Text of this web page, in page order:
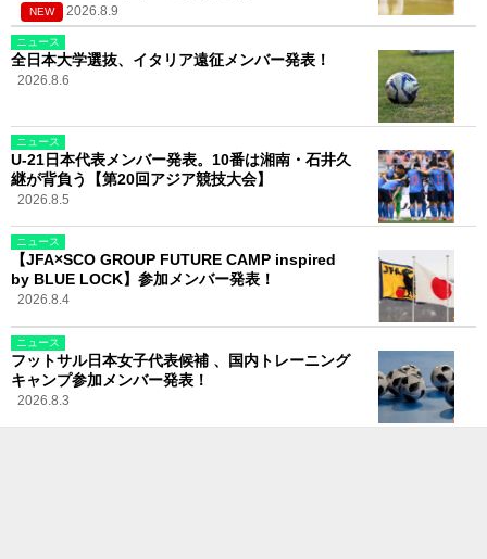
NEW 2026.8.9
ニュース
全日本大学選抜、イタリア遠征メンバー発表！
2026.8.6
ニュース
U-21日本代表メンバー発表。10番は湘南・石井久
継が背負う【第20回アジア競技大会】
2026.8.5
ニュース
【JFA×SCO GROUP FUTURE CAMP inspired
by BLUE LOCK】参加メンバー発表！
2026.8.4
ニュース
フットサル日本女子代表候補 、国内トレーニング
キャンプ参加メンバー発表！
2026.8.3